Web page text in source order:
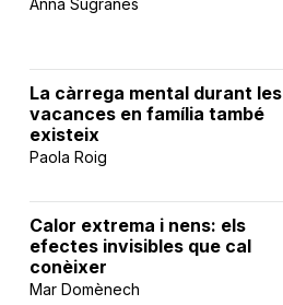
Anna Sugrañes
La càrrega mental durant les
vacances en família també
existeix
Paola Roig
Calor extrema i nens: els
efectes invisibles que cal
conèixer
Mar Domènech